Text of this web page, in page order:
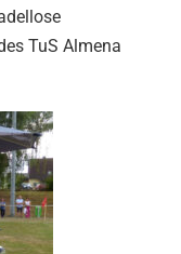
TuS Almena